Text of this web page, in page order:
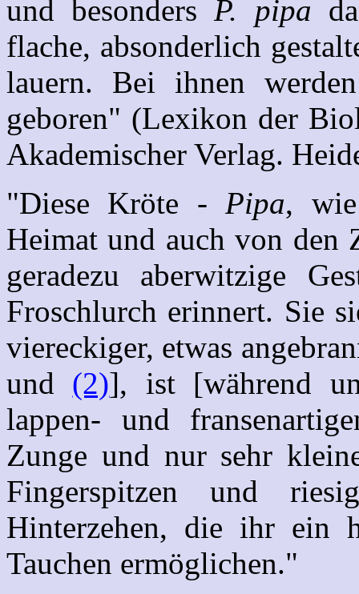
und besondersP. pipa
flache, absonderlich
lauern. Bei ihnen
geboren" (Lexikon der
Akademischer Verlag.
"Diese Kröte -Pipa,
Heimat und auch von den
geradezu aberwitzige
Froschlurch erinnert. Sie
viereckiger, etwas
und (2)], ist [während
lappen- und
Zunge und nur sehr
Fingerspitzen und
Hinterzehen, die ihr ein
Tauchen ermöglichen."